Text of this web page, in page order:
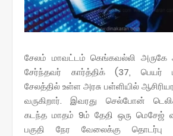
சேலம் மாவட்டம் கெங்கவல்லி
சேர்ந்தவர் கார்த்திக் (37, பெயர்
சேலத்தில் உள்ள அரசு பள்ளியில்
வருகிறார். இவரது செல்போன்
கடந்த மாதம் 9ம் தேதி ஒரு மெசேஜ்
பகுதி நேர வேலைக்கு